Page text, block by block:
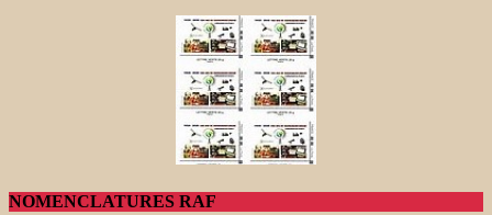
NOMENCLATURES RAF